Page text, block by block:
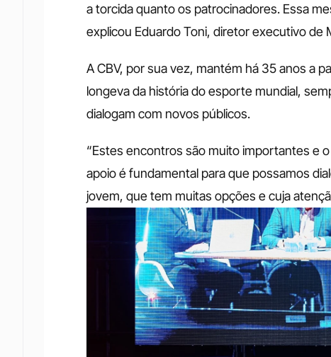
a torcida quanto os patrocinadores. Essa
explicou Eduardo Toni, diretor executivo de
A CBV, por sua vez, mantém há 35 anos a
longeva da história do esporte mundial,
dialogam com novos públicos.
“Estes encontros são muito importantes e
apoio é fundamental para que possamos
jovem, que tem muitas opções e cuja